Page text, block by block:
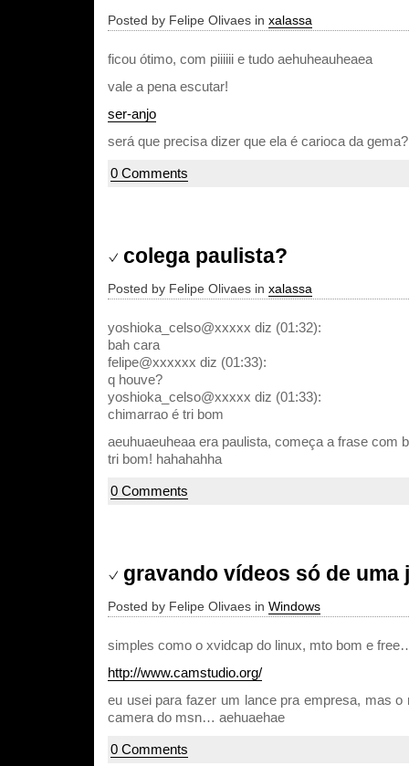
Posted by Felipe Olivaes in xalassa
ficou ótimo, com piiiiii e tudo aehuheauheaea
vale a pena escutar!
ser-anjo
será que precisa dizer que ela é carioca da gema?
0 Comments
colega paulista?
Posted by Felipe Olivaes in xalassa
yoshioka_celso@xxxxx diz (01:32):
bah cara
felipe@xxxxxx diz (01:33):
q houve?
yoshioka_celso@xxxxx diz (01:33):
chimarrao é tri bom
aeuhuaeuheaa era paulista, começa a frase com
tri bom! hahahahha
0 Comments
gravando vídeos só de uma
Posted by Felipe Olivaes in Windows
simples como o xvidcap do linux, mto bom e
http://www.camstudio.org/
eu usei para fazer um lance pra empresa, mas o
camera do msn… aehuaehae
0 Comments